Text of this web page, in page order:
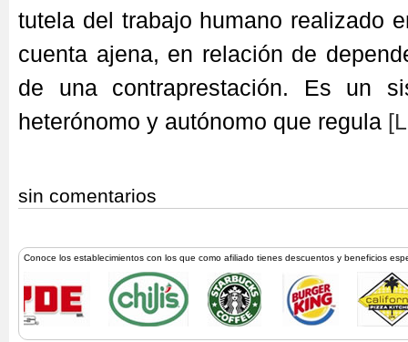
tutela del trabajo humano realizado
cuenta ajena, en relación de
de una contraprestación. Es un
heterónomo y autónomo que regula
sin comentarios
Conoce los establecimientos con los que como afiliado tienes descuentos y beneficios